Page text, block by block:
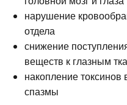
нарушение
отдела
снижение
веществ к глазным
накопление
спазмы